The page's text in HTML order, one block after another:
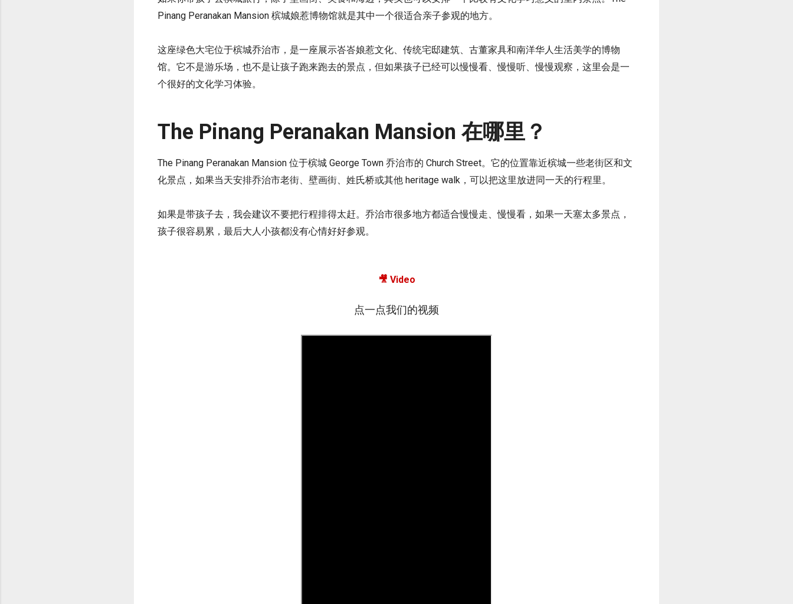
Pinang Peranakan Mansion 槟城娘惹博物馆就是其中一个很适合亲子参观的地方。
这座绿色大宅位于槟城乔治市，是一座展示峇峇娘惹文化、传统宅邸建筑、古董家具和南洋华人生活美学的博物
馆。它不是游乐场，也不是让孩子跑来跑去的景点，但如果孩子已经可以慢慢看、慢慢听、慢慢观察，这里会是一
个很好的文化学习体验。
The Pinang Peranakan Mansion 在哪里？
The Pinang Peranakan Mansion 位于槟城 George Town 乔治市的 Church Street。它的位置靠近槟城一些老街区和文
化景点，如果当天安排乔治市老街、壁画街、姓氏桥或其他 heritage walk，可以把这里放进同一天的行程里。
如果是带孩子去，我会建议不要把行程排得太赶。乔治市很多地方都适合慢慢走、慢慢看，如果一天塞太多景点，
孩子很容易累，最后大人小孩都没有心情好好参观。
🎥 Video
点一点我们的视频